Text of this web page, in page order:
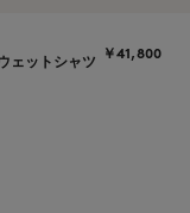
ェットシャツ ￥41,800